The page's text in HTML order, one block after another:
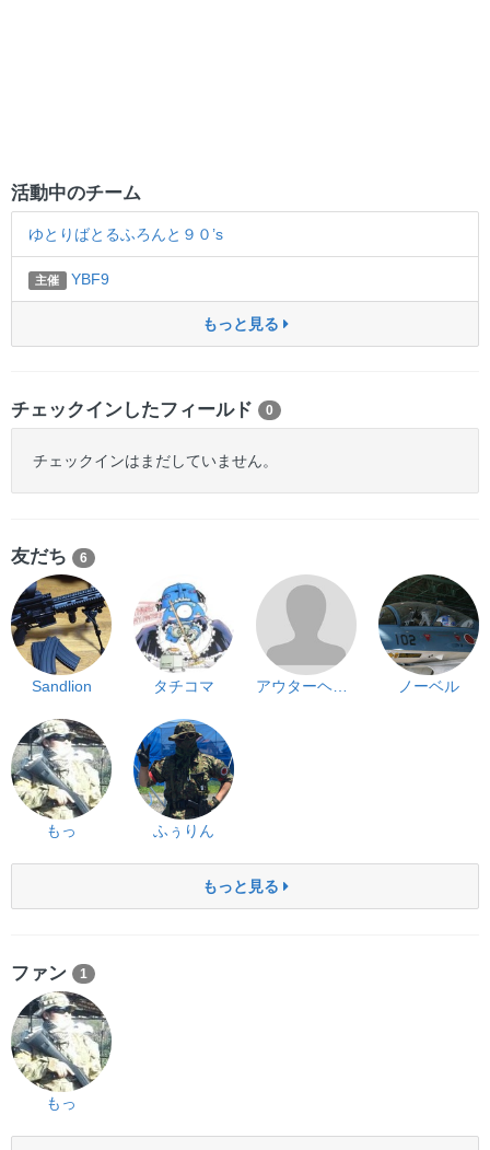
活動中のチーム
ゆとりばとるふろんと９０’s
主催 YBF9
もっと見る
チェックインしたフィールド 0
チェックインはまだしていません。
友だち 6
Sandlion タチコマ アウターヘブン ノーベル
もっ ふぅりん
もっと見る
ファン 1
もっ